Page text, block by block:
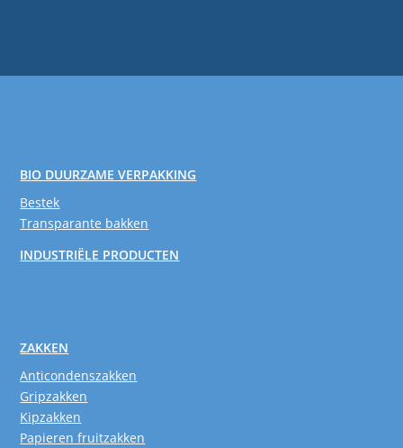
BIO DUURZAME VERPAKKING
Bestek
Transparante bakken
INDUSTRIËLE PRODUCTEN
ZAKKEN
Anticondenszakken
Gripzakken
Kipzakken
Papieren fruitzakken